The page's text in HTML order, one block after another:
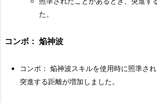
た。
コンボ： 焔神波
コンボ： 焔神波スキルを使用時に照準され
突進する距離が増加しました。